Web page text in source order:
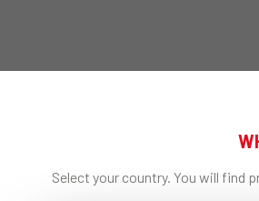
Select your country. You will